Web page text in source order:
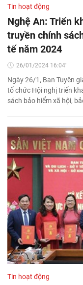
Tin hoạt động
Nghệ An: Triển
truyền chính
tế năm 2024
26/01/2024 16:04'
Ngày 26/1, Ban Tuyên
tổ chức Hội nghị triển
sách bảo hiểm xã hội,
Tin hoạt động